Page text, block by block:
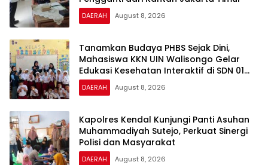
DAERAH August 8, 2026
Tanamkan Budaya PHBS Sejak Dini,
Mahasiswa KKN UIN Walisongo Gelar
Edukasi Kesehatan Interaktif di SDN 01
Pamriyan
DAERAH August 8, 2026
Kapolres Kendal Kunjungi Panti Asuhan
Muhammadiyah Sutejo, Perkuat Sinergi
Polisi dan Masyarakat
DAERAH August 8, 2026